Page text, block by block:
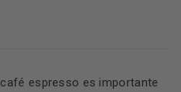
espresso es importante